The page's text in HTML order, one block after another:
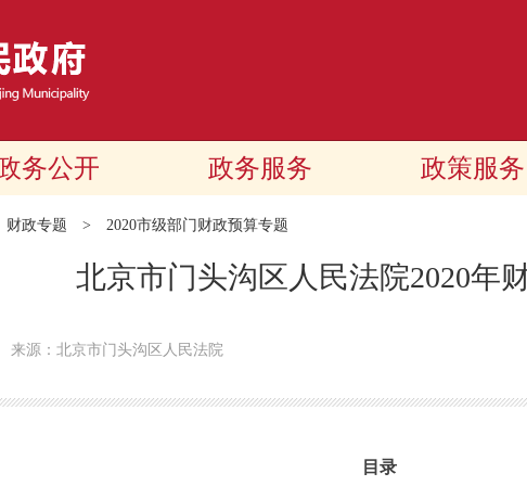
务公开 政务服务 政策服务
财政专题 > 2020市级部门财政预算专题
北京市门头沟区人民法院2020年
来源：北京市门头沟区人民法院
目录